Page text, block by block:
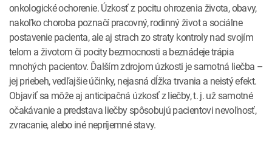
onkologické ochorenie. Úzkosť z pocitu ohrozenia života, obavy,
nakoľko choroba poznačí pracovný, rodinný život a sociálne
postavenie pacienta, ale aj strach zo straty kontroly nad svojím
telom a životom či pocity bezmocnosti a beznádeje trápia
mnohých pacientov. Ďalším zdrojom úzkosti je samotná liečba –
jej priebeh, vedľajšie účinky, nejasná dĺžka trvania a neistý efekt.
Objaviť sa môže aj anticipačná úzkosť z liečby, t. j. už samotné
očakávanie a predstava liečby spôsobujú pacientovi nevoľnosť,
zvracanie, alebo iné nepríjemné stavy.